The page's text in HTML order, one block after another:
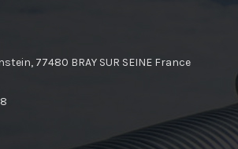
77480 BRAY SUR SEINE France